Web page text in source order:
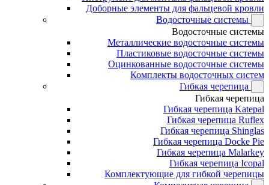
Доборные элементы для фальцевой кровли
Водосточные системы
Водосточные системы
Металлические водосточные системы
Пластиковые водосточные системы
Оцинкованные водосточные системы
Комплекты водосточных систем
Гибкая черепица
Гибкая черепица
Гибкая черепица Katepal
Гибкая черепица Ruflex
Гибкая черепица Shinglas
Гибкая черепица Docke Pie
Гибкая черепица Malarkey
Гибкая черепица Icopal
Комплектующие для гибкой черепицы